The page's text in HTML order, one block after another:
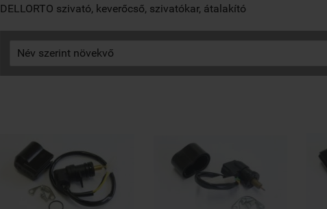
DELLORTO szivató, keverőcső, szivatókar, átalakító